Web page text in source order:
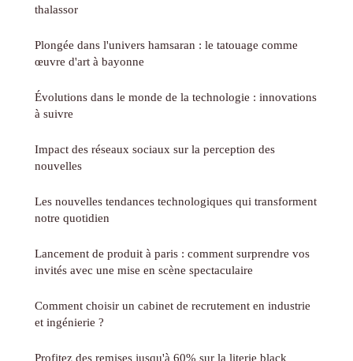
thalassor
Plongée dans l'univers hamsaran : le tatouage comme
œuvre d'art à bayonne
Évolutions dans le monde de la technologie : innovations
à suivre
Impact des réseaux sociaux sur la perception des
nouvelles
Les nouvelles tendances technologiques qui transforment
notre quotidien
Lancement de produit à paris : comment surprendre vos
invités avec une mise en scène spectaculaire
Comment choisir un cabinet de recrutement en industrie
et ingénierie ?
Profitez des remises jusqu'à 60% sur la literie black